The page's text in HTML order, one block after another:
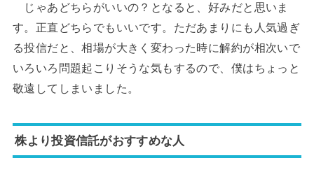
じゃあどちらがいいの？となると、好みだと思いま
す。正直どちらでもいいです。ただあまりにも人気過ぎ
る投信だと、相場が大きく変わった時に解約が相次いで
いろいろ問題起こりそうな気もするので、僕はちょっと
敬遠してしまいました。
株より投資信託がおすすめな人